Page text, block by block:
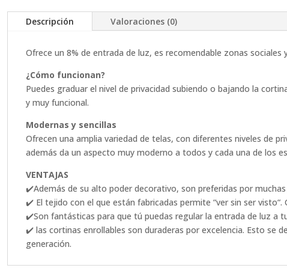
Descripción Valoraciones (0)
Ofrece un 8% de entrada de luz, es recomendable zonas
¿Cómo funcionan?
Puedes graduar el nivel de privacidad subiendo o bajando la
y muy funcional.
Modernas y sencillas
Ofrecen una amplia variedad de telas, con diferentes niveles de
además da un aspecto muy moderno a todos y cada una de los
VENTAJAS
✔️Además de su alto poder decorativo, son preferidas por
✔️ El tejido con el que están fabricadas permite “ver sin ser
✔️Son fantásticas para que tú puedas regular la entrada de luz a
✔️ las cortinas enrollables son duraderas por excelencia. Esto se
generación.